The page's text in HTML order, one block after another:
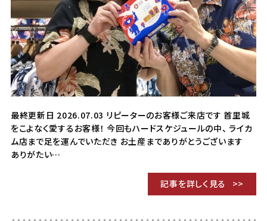
最終更新日 2026.07.03 リピーターのお客様ご来店です 首里城
をこよなく愛するお客様！ 今回もハードスケジュールの中、 ライカ
ム店まで足を運んでいただき お土産までありがとうございます
ありがたい…
記事を詳しく見る